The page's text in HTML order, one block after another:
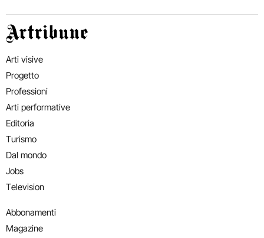
Artribune
Arti visive
Progetto
Professioni
Arti performative
Editoria
Turismo
Dal mondo
Jobs
Television
Abbonamenti
Magazine